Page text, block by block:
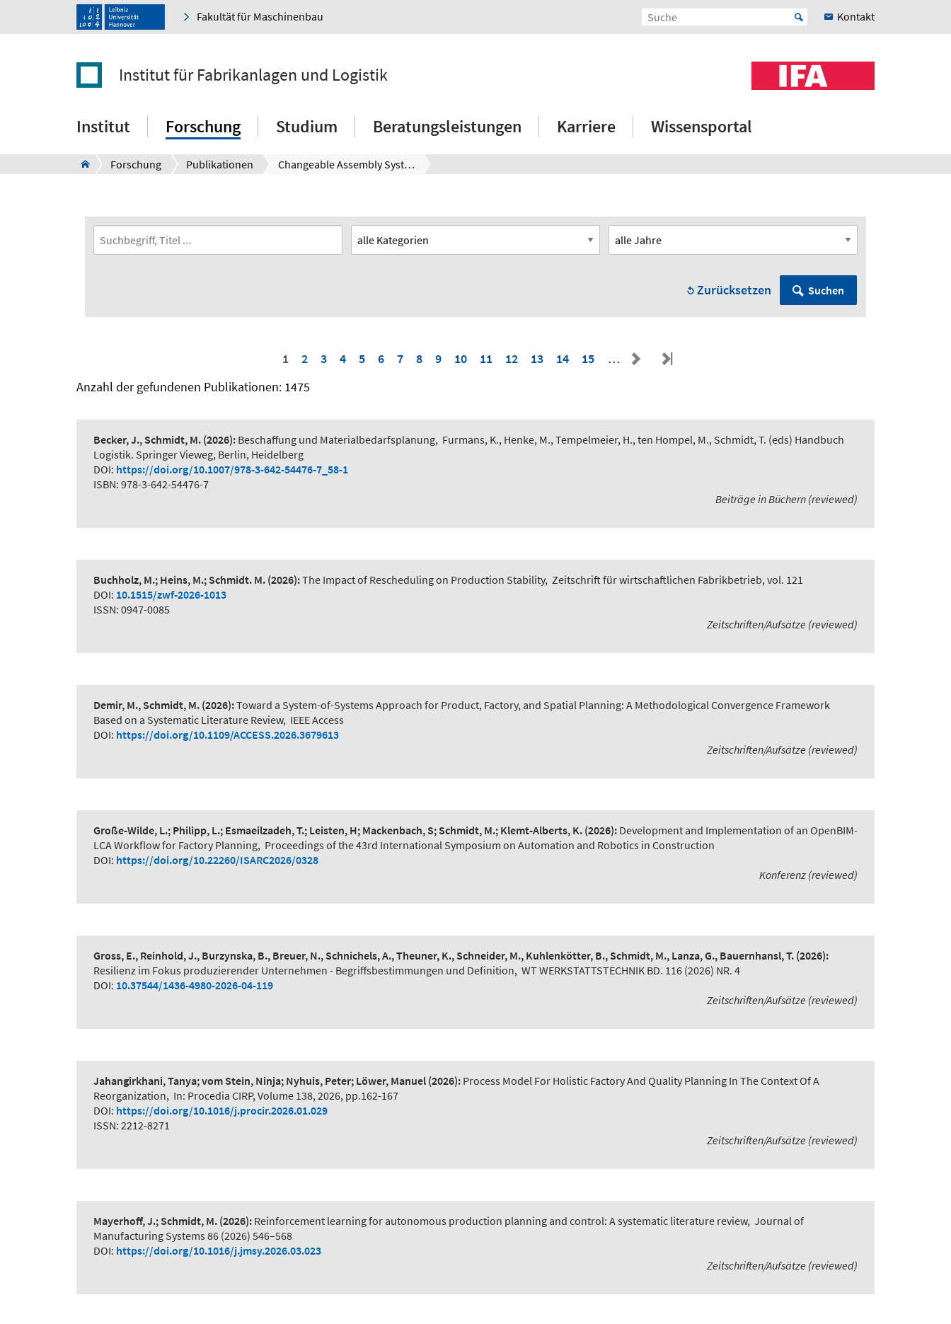
Fakultät für Maschinenbau Kontakt
Institut für Fabrikanlagen und Logistik
Institut Forschung Studium Beratungsleistungen Karriere Wissensportal
Forschung Publikationen Changeable Assembly Systems and Supplier Equipment
Zurücksetzen Suchen
1 2 3 4 5 6 7 8 9 10 11 12 13 14 15
…
Anzahl der gefundenen Publikationen: 1475
Becker, J., Schmidt, M. (2026): Beschaffung und Materialbedarfsplanung, Furmans, K., Henke, M., Tempelmeier, H., ten Hompel, M., Schmidt, T. (eds) Handbuch
Logistik. Springer Vieweg, Berlin, Heidelberg
DOI: https://doi.org/10.1007/978-3-642-54476-7_58-1
ISBN: 978-3-642-54476-7
Beiträge in Büchern (reviewed)
Buchholz, M.; Heins, M.; Schmidt. M. (2026):The Impact of Rescheduling on Production Stability, Zeitschrift für wirtschaftlichen Fabrikbetrieb, vol. 121
DOI: 10.1515/zwf-2026-1013
ISSN: 0947-0085
Zeitschriften/Aufsätze (reviewed)
Demir, M., Schmidt, M. (2026):Toward a System-of-Systems Approach for Product, Factory, and Spatial Planning: A Methodological Convergence Framework
Based on a Systematic Literature Review, IEEE Access
DOI: https://doi.org/10.1109/ACCESS.2026.3679613
Zeitschriften/Aufsätze (reviewed)
Große-Wilde, L.; Philipp, L.; Esmaeilzadeh, T.; Leisten, H; Mackenbach, S; Schmidt, M.; Klemt-Alberts, K. (2026): Development and Implementation of an OpenBIM-
LCA Workflow for Factory Planning, Proceedings of the 43rd International Symposium on Automation and Robotics in Construction
DOI: https://doi.org/10.22260/ISARC2026/0328
Konferenz (reviewed)
Gross, E., Reinhold, J., Burzynska, B., Breuer, N., Schnichels, A., Theuner, K., Schneider, M., Kuhlenkötter, B., Schmidt, M., Lanza, G., Bauernhansl, T. (2026):
Resilienz im Fokus produzierender Unternehmen - Begriffsbestimmungen und Definition, WT WERKSTATTSTECHNIK BD. 116 (2026) NR. 4
DOI: 10.37544/1436-4980-2026-04-119
Zeitschriften/Aufsätze (reviewed)
Jahangirkhani, Tanya; vom Stein, Ninja; Nyhuis, Peter; Löwer, Manuel (2026): Process Model For Holistic Factory And Quality Planning In The Context Of A
Reorganization, In: Procedia CIRP, Volume 138, 2026, pp.162-167
DOI: https://doi.org/10.1016/j.procir.2026.01.029
ISSN: 2212-8271
Zeitschriften/Aufsätze (reviewed)
Mayerhoff, J.; Schmidt, M. (2026): Reinforcement learning for autonomous production planning and control: A systematic literature review, Journal of
Manufacturing Systems 86 (2026) 546–568
DOI: https://doi.org/10.1016/j.jmsy.2026.03.023
Zeitschriften/Aufsätze (reviewed)